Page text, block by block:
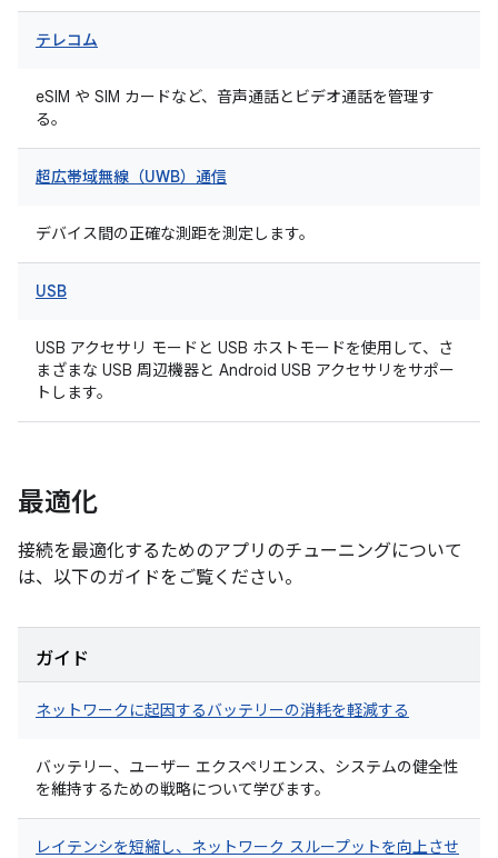
テレコム
eSIM や SIM カードなど、音声通話とビデオ通話を管理す
る。
超広帯域無線（UWB）通信
デバイス間の正確な測距を測定します。
USB
USB アクセサリ モードと USB ホストモードを使用して、さ
まざまな USB 周辺機器と Android USB アクセサリをサポー
トします。
最適化
接続を最適化するためのアプリのチューニングについて
は、以下のガイドをご覧ください。
ガイド
ネットワークに起因するバッテリーの消耗を軽減する
バッテリー、ユーザー エクスペリエンス、システムの健全性
を維持するための戦略について学びます。
レイテンシを短縮し、ネットワーク スループットを向上させ